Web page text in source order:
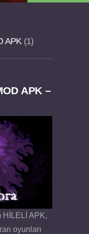
PARA HİLELİ
FULL APK
APK 1
APK –
HİLELİ APK,
oyunları